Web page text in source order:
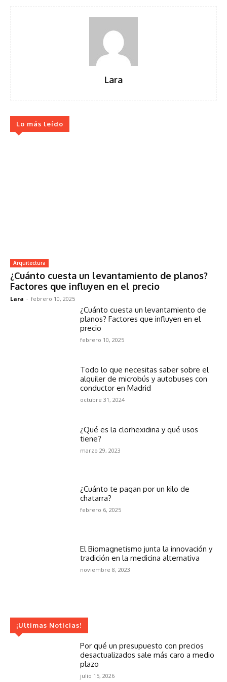
Lara
Lo más leído
Arquitectura
¿Cuánto cuesta un levantamiento de planos?
Factores que influyen en el precio
Lara - febrero 10, 2025
¿Cuánto cuesta un levantamiento de
planos? Factores que influyen en el
precio
febrero 10, 2025
Todo lo que necesitas saber sobre el
alquiler de microbús y autobuses con
conductor en Madrid
octubre 31, 2024
¿Qué es la clorhexidina y qué usos
tiene?
marzo 29, 2023
¿Cuánto te pagan por un kilo de
chatarra?
febrero 6, 2025
El Biomagnetismo junta la innovación y
tradición en la medicina alternativa
noviembre 8, 2023
¡Ultimas Noticias!
Por qué un presupuesto con precios
desactualizados sale más caro a medio
plazo
julio 15, 2026